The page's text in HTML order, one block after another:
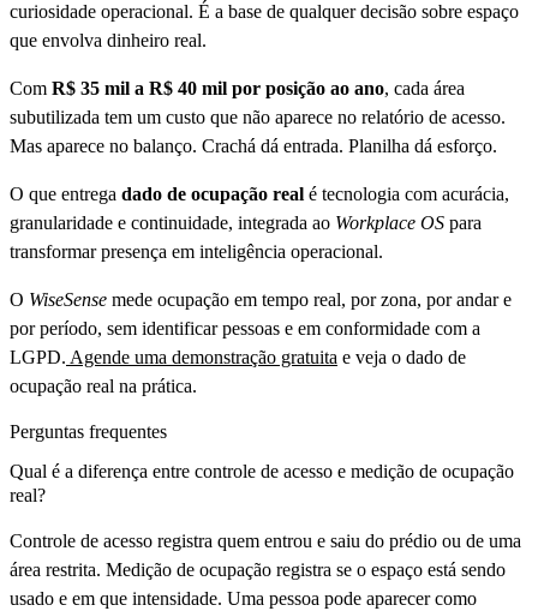
curiosidade operacional. É a base de qualquer decisão sobre espaço
que envolva dinheiro real.
Com R$ 35 mil a R$ 40 mil por posição ao ano, cada área
subutilizada tem um custo que não aparece no relatório de acesso.
Mas aparece no balanço. Crachá dá entrada. Planilha dá esforço.
O que entrega dado de ocupação real é tecnologia com acurácia,
granularidade e continuidade, integrada ao Workplace OS para
transformar presença em inteligência operacional.
O WiseSense mede ocupação em tempo real, por zona, por andar e
por período, sem identificar pessoas e em conformidade com a
LGPD. Agende uma demonstração gratuita e veja o dado de
ocupação real na prática.
Perguntas frequentes
Qual é a diferença entre controle de acesso e medição de ocupação
real?
Controle de acesso registra quem entrou e saiu do prédio ou de uma
área restrita. Medição de ocupação registra se o espaço está sendo
usado e em que intensidade. Uma pessoa pode aparecer como